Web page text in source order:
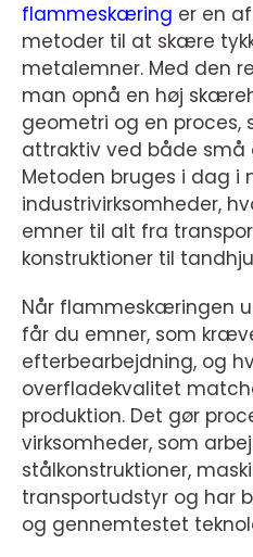
flammeskæring er en
metoder til at skære
metalemner. Med den
man opnå en høj
geometri og en proces,
attraktiv ved både små
Metoden bruges i dag i
industrivirksomheder,
emner til alt fra
konstruktioner til
Når flammeskæringen
får du emner, som
efterbearbejdning, og
overfladekvalitet
produktion. Det gør
virksomheder, som
stålkonstruktioner,
transportudstyr og har
og gennemtestet